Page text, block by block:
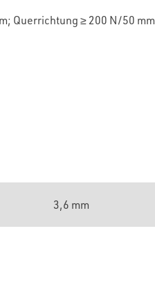
Querrichtung≥ 200 N/50 mm
3,6 mm